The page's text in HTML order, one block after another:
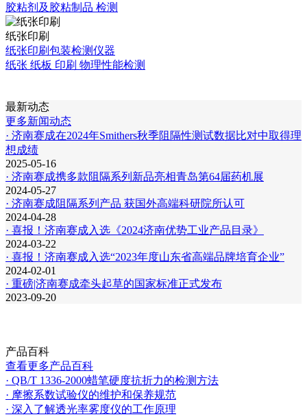
胶粘剂及胶粘制品 检测
纸张印刷
纸张印刷包装检测仪器
纸张 纸板 印刷 物理性能检测
最新动态
更多新闻动态
· 济南赛成在2024年Smithers秋季阻隔性测试数据比对中取得理
想成绩
2025-05-16
· 济南赛成携多款阻隔系列新品亮相青岛第64届药机展
2024-05-27
· 济南赛成阻隔系列产品 获国外高端科研院所认可
2024-04-28
· 喜报！济南赛成入选《2024济南优势工业产品目录》
2024-03-22
· 喜报！济南赛成入选“2023年度山东省高端品牌培育企业”
2024-02-01
· 重磅|济南赛成牵头起草的国家标准正式发布
2023-09-20
产品百科
查看更多产品百科
· QB/T 1336-2000蜡笔硬度抗折力的检测方法
· 摩擦系数试验仪的维护和保养规范
· 深入了解透光率雾度仪的工作原理